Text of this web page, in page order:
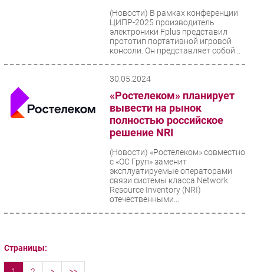
(Новости) В рамках конференции
ЦИПР-2025 производитель
электроники Fplus представил
прототип портативной игровой
консоли. Он представляет собой...
30.05.2024
«Ростелеком» планирует
вывести на рынок
полностью российское
решение NRI
(Новости) «Ростелеком» совместно
с «ОС Груп» заменит
эксплуатируемые операторами
связи системы класса Network
Resource Inventory (NRI)
отечественными...
Страницы: